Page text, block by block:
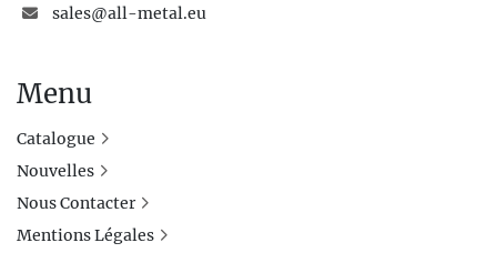
sales@all-metal.eu
Menu
Catalogue
Nouvelles
Nous Contacter
Mentions Légales